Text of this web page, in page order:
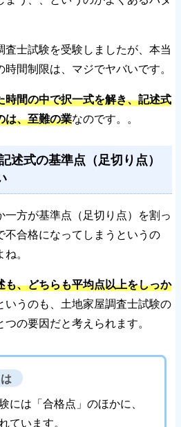
士試験を受験しましたが、本当
間制限は、マジでヤバいです。
時間の中で択一式を解き、記述式
は、至難の業なのです。。
式の基準点（足切り点）
方が基準点（足切り点）を割っ
不合格になってしまうというの
。
も、どちらも平均点以上をしっか
いうのも、土地家屋調査士試験の
の要因だと考えられます。
は「合格点」のほかに、
ています。